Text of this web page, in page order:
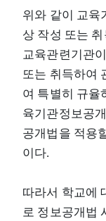
위와 같이 교육
상 작성 또는
교육관련기관
또는 취득하여
여 특별히 규율
육기관정보공
공개법을 적용
이다.
따라서 학교에
로 정보공개법